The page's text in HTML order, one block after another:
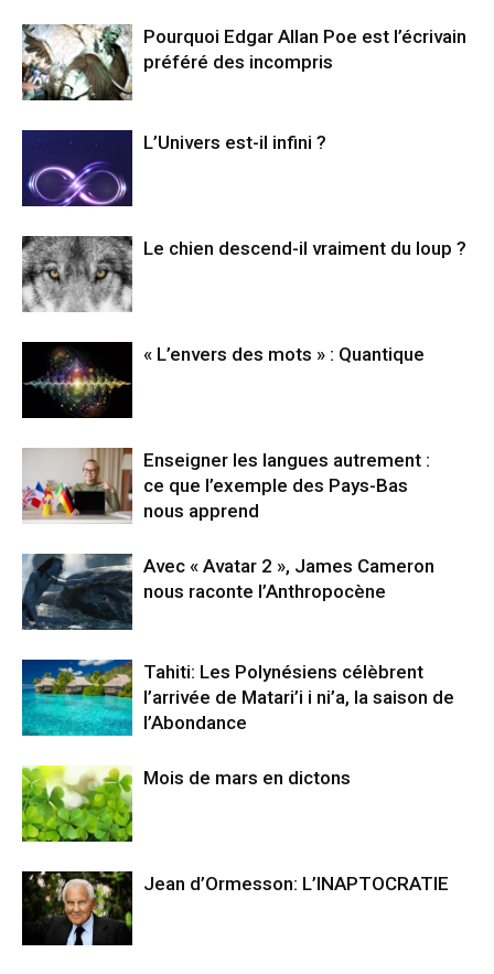
Pourquoi Edgar Allan Poe est l’écrivain
préféré des incompris
L’Univers est-il infini ?
Le chien descend-il vraiment du loup ?
« L’envers des mots » : Quantique
Enseigner les langues autrement :
ce que l’exemple des Pays-Bas
nous apprend
Avec « Avatar 2 », James Cameron
nous raconte l’Anthropocène
Tahiti: Les Polynésiens célèbrent
l’arrivée de Matari’i i ni’a, la saison de
l’Abondance
Mois de mars en dictons
Jean d’Ormesson: L’INAPTOCRATIE